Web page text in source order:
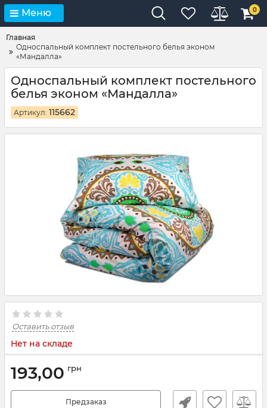
Меню 0
Главная
Односпальный комплект постельного белья эконом
«Мандалла»
Односпальный комплект постельного
белья эконом «Мандалла»
Артикул: 115662
Оставить отзыв
Нет на складе
193,00 грн
Предзаказ